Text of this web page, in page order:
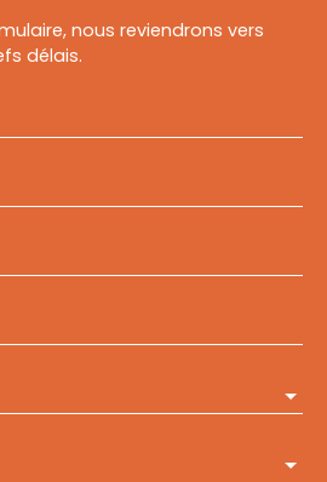
nous reviendrons vers
délais.